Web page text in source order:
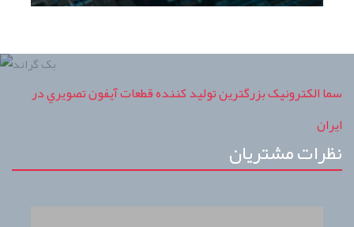
سما الکترونيک بزرگترين توليد کننده قطعات آيفون تصويري در
ايران
نظرات مشتریان